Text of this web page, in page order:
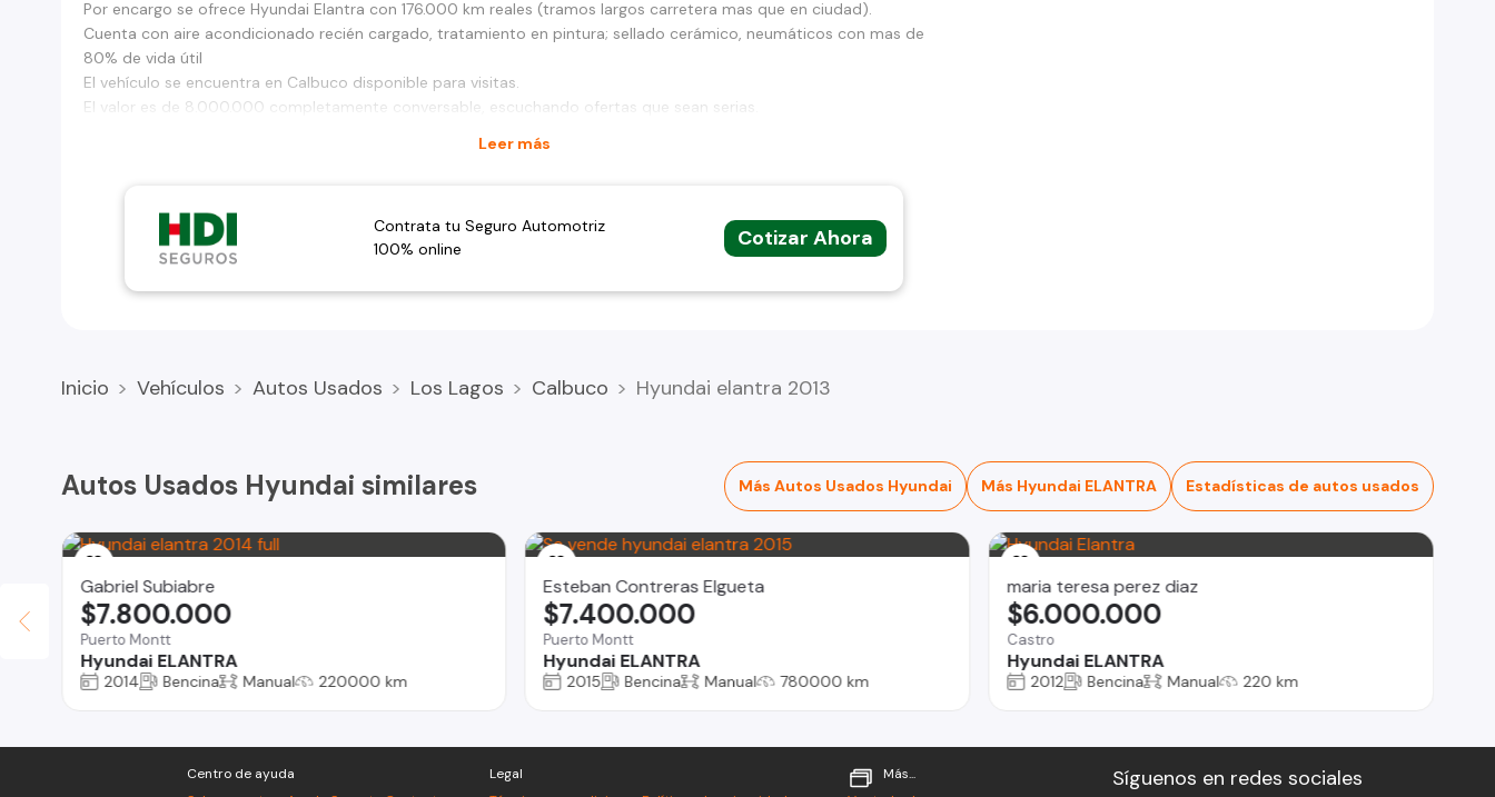
Por encargo se ofrece Hyundai Elantra con 176.000 km reales (tramos largos carretera mas que en ciudad).
Cuenta con aire acondicionado recién cargado, tratamiento en pintura; sellado cerámico, neumáticos con mas de
80% de vida útil
El vehículo se encuentra en Calbuco disponible para visitas.
El valor es de 8.000.000 completamente conversable, escuchando ofertas que sean serias.
Leer más
Contrata tu Seguro Automotriz
100% online
Cotizar Ahora
Inicio Vehículos Autos Usados Los Lagos Calbuco Hyundai elantra 2013
Autos Usados Hyundai similares Más Autos Usados Hyundai Más Hyundai ELANTRA Estadísticas de autos usados
Gabriel Subiabre
Puerto Montt
Hyundai ELANTRA
$7.800.000
2014 Bencina Manual 220000 km
Esteban Contreras Elgueta
Puerto Montt
Hyundai ELANTRA
$7.400.000
2015 Bencina Manual 780000 km
maria teresa perez diaz
Castro
Hyundai ELANTRA
$6.000.000
2012 Bencina Manual 220 km
Centro de ayuda
Legal
Más...
Síguenos en redes sociales